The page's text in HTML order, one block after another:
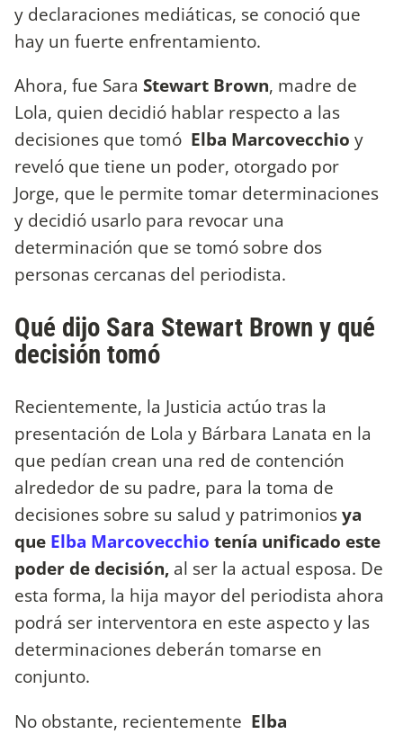
y declaraciones mediáticas, se conoció que
hay un fuerte enfrentamiento.
Ahora, fue Sara Stewart Brown, madre de
Lola, quien decidió hablar respecto a las
decisiones que tomó Elba Marcovecchio y
reveló que tiene un poder, otorgado por
Jorge, que le permite tomar determinaciones
y decidió usarlo para revocar una
determinación que se tomó sobre dos
personas cercanas del periodista.
Qué dijo Sara Stewart Brown y qué
decisión tomó
Recientemente, la Justicia actúo tras la
presentación de Lola y Bárbara Lanata en la
que pedían crean una red de contención
alrededor de su padre, para la toma de
decisiones sobre su salud y patrimoniosya
que Elba Marcovecchio tenía unificado este
poder de decisión, al ser la actual esposa. De
esta forma, la hija mayor del periodista ahora
podrá ser interventora en este aspecto y las
determinaciones deberán tomarse en
conjunto.
No obstante, recientemente Elba